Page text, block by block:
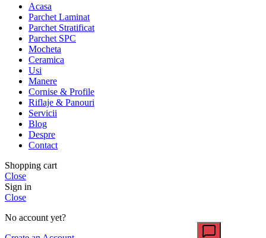
Acasa
Parchet Laminat
Parchet Stratificat
Parchet SPC
Mocheta
Ceramica
Usi
Manere
Cornise & Profile
Riflaje & Panouri
Servicii
Blog
Despre
Contact
Shopping cart
Close
Sign in
Close
No account yet?